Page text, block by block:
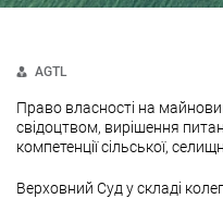
AGTL
Право власності на
свідоцтвом, вирішення
компетенції сільської,
Верховний Суд у складі